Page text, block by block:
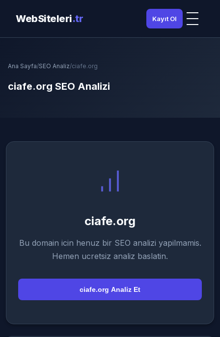
WebSiteleri.tr Kayıt Ol
Ana Sayfa/SEO Analiz/ciafe.org
ciafe.org SEO Analizi
ciafe.org
Bu domain icin henuz bir SEO analizi yapilmamis.
Hemen ucretsiz analiz baslatin.
ciafe.org Analiz Et